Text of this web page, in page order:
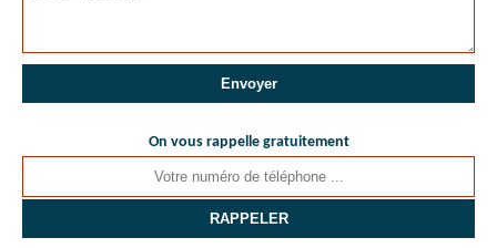
On vous rappelle gratuitement